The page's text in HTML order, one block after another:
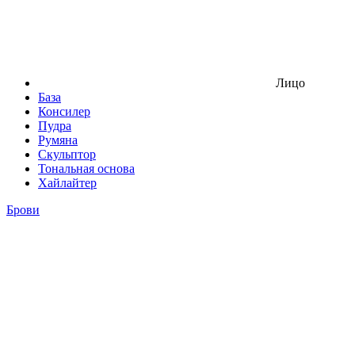
Лицо
База
Консилер
Пудра
Румяна
Скульптор
Тональная основа
Хайлайтер
Брови